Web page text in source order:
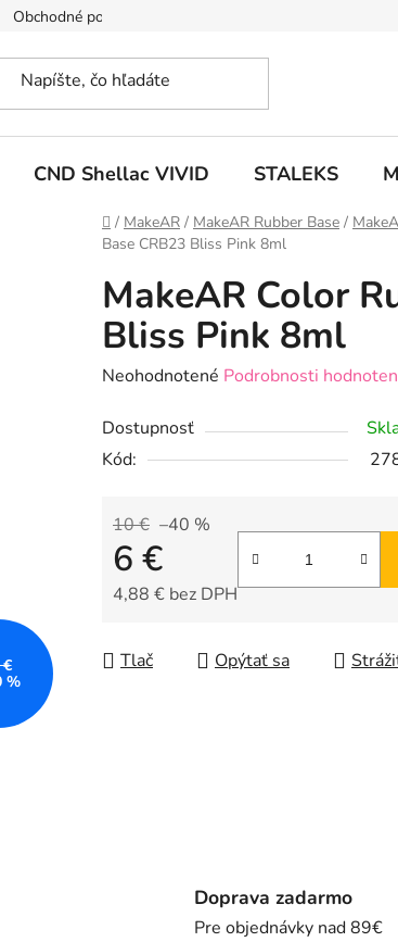
Obchodné podmienky
CND Shellac VIVID STALEKS
Domov
/ MakeAR / MakeAR Rubber Base /
Base CRB23 Bliss Pink 8ml
MakeAR Color
Bliss Pink 8ml
Priemerné
produktu
je
Neohodnotené Podrobnosti
Dostupnosť
Kód:
10 € –40 %
6 €
4,88 € bez DPH
Tlač Opýtať sa
%
Doprava zadarmo
Pre objednávky nad 89€